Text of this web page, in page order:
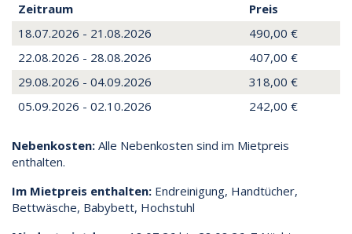
Zeitraum
Preis
18.07.2026 - 21.08.2026
490,00 €
22.08.2026 - 28.08.2026
407,00 €
29.08.2026 - 04.09.2026
318,00 €
05.09.2026 - 02.10.2026
242,00 €
Nebenkosten: Alle Nebenkosten sind im Mietpreis
enthalten.
Im Mietpreis enthalten: Endreinigung, Handtücher,
Bettwäsche, Babybett, Hochstuhl